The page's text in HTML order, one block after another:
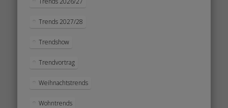
Trends 2027/28
Trendshow
Trendvortrag
Weihnachtstrends
Wohntrends